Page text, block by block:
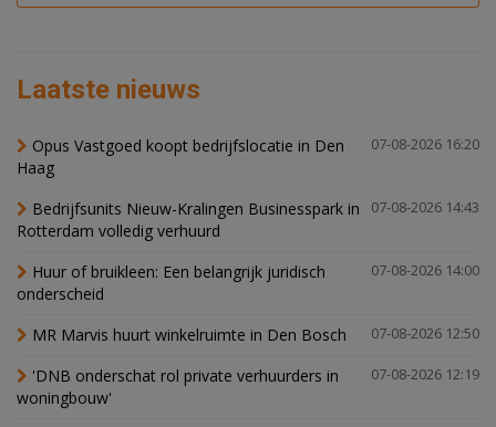
Laatste nieuws
07-08-2026 16:20
Opus Vastgoed koopt bedrijfslocatie in Den
Haag
07-08-2026 14:43
Bedrijfsunits Nieuw-Kralingen Businesspark in
Rotterdam volledig verhuurd
07-08-2026 14:00
Huur of bruikleen: Een belangrijk juridisch
onderscheid
07-08-2026 12:50
MR Marvis huurt winkelruimte in Den Bosch
07-08-2026 12:19
'DNB onderschat rol private verhuurders in
woningbouw'